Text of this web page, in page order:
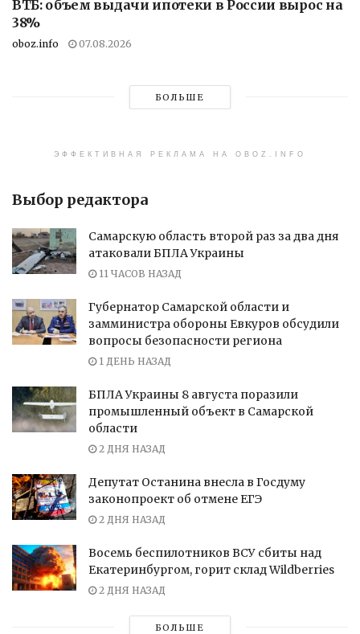
ВТБ: объем выдачи ипотеки в России вырос на
38%
oboz.info 07.08.2026
БОЛЬШЕ
ЭФФЕКТИВНАЯ РЕКЛАМА НА OBOZ.INFO
Выбор редактора
Самарскую область второй раз за два дня
атаковали БПЛА Украины
11 ЧАСОВ НАЗАД
Губернатор Самарской области и
замминистра обороны Евкуров обсудили
вопросы безопасности региона
1 ДЕНЬ НАЗАД
БПЛА Украины 8 августа поразили
промышленный объект в Самарской
области
2 ДНЯ НАЗАД
Депутат Останина внесла в Госдуму
законопроект об отмене ЕГЭ
2 ДНЯ НАЗАД
Восемь беспилотников ВСУ сбиты над
Екатеринбургом, горит склад Wildberries
2 ДНЯ НАЗАД
БОЛЬШЕ